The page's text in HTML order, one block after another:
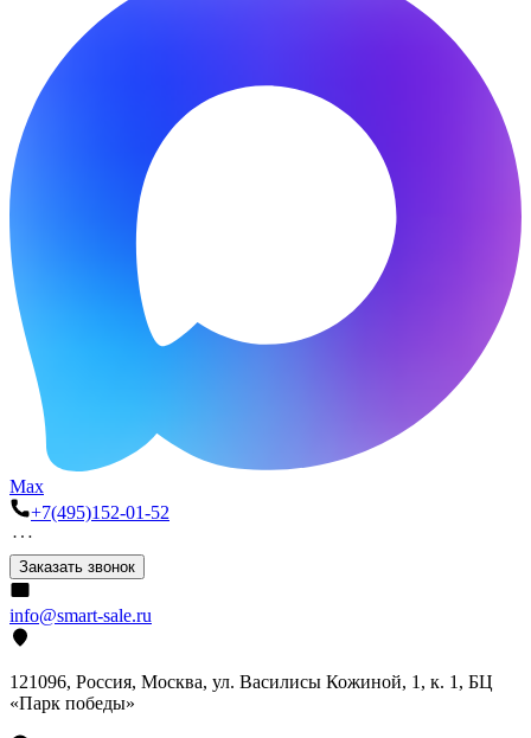
Max
+7(495)152-01-52
Заказать звонок
info@smart-sale.ru
121096, Россия, Москва, ул. Василисы Кожиной, 1, к. 1, БЦ
«Парк победы»